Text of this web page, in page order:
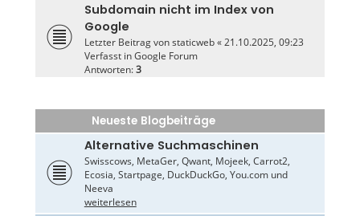
Subdomain nicht im Index von
Google
Letzter Beitrag vonstaticweb«21.10.2025, 09:23
Verfasst inGoogle Forum
Antworten:3
Neueste Blogbeiträge
Alternative Suchmaschinen
Swisscows, MetaGer, Qwant, Mojeek, Carrot2,
Ecosia, Startpage, DuckDuckGo, You.com und
Neeva
weiterlesen